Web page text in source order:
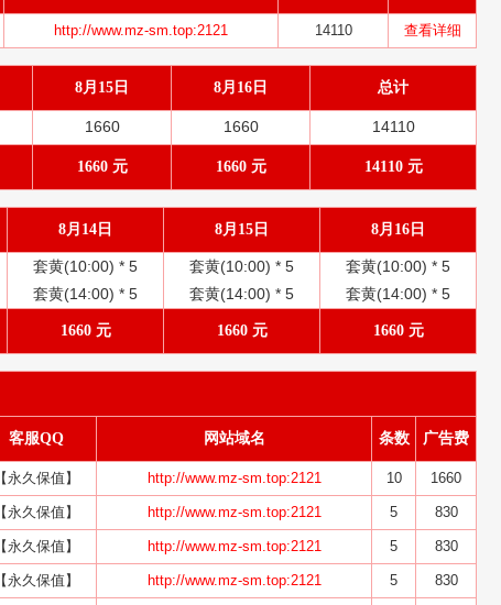
http://www.mz-sm.top:2121 14110 查看详细
8月15日 8月16日 总计
1660 1660 14110
1660 元 1660 元 14110 元
8月14日 8月15日 8月16日
套黄(10:00) * 5
套黄(14:00) * 5
套黄(10:00) * 5
套黄(14:00) * 5
套黄(10:00) * 5
套黄(14:00) * 5
1660 元 1660 元 1660 元
客服QQ 网站域名 条数 广告费
【永久保值】 http://www.mz-sm.top:2121 10 1660
【永久保值】 http://www.mz-sm.top:2121 5 830
【永久保值】 http://www.mz-sm.top:2121 5 830
【永久保值】 http://www.mz-sm.top:2121 5 830